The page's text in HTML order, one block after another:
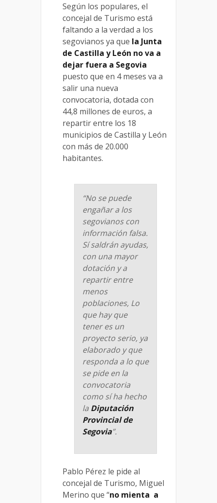
Según los populares, el
concejal de Turismo está
faltando a la verdad a los
segovianos ya que la Junta
de Castilla y León no va a
dejar fuera a Segovia
puesto que en 4 meses va a
salir una nueva
convocatoria, dotada con
44,8 millones de euros, a
repartir entre los 18
municipios de Castilla y León
con más de 20.000
habitantes.
“No se puede
engañar a los
segovianos con
información falsa.
Sí saldrán ayudas,
con una mayor
dotación y a
repartir entre
menos
poblaciones, Lo
que hay que
tener es un
proyecto serio, ya
elaborado y que
responda a lo que
se pide en la
convocatoria
como sí ha hecho
la Diputación
Provincial de
Segovia”.
Pablo Pérez le pide al
concejal de Turismo, Miguel
Merino que “no mienta a